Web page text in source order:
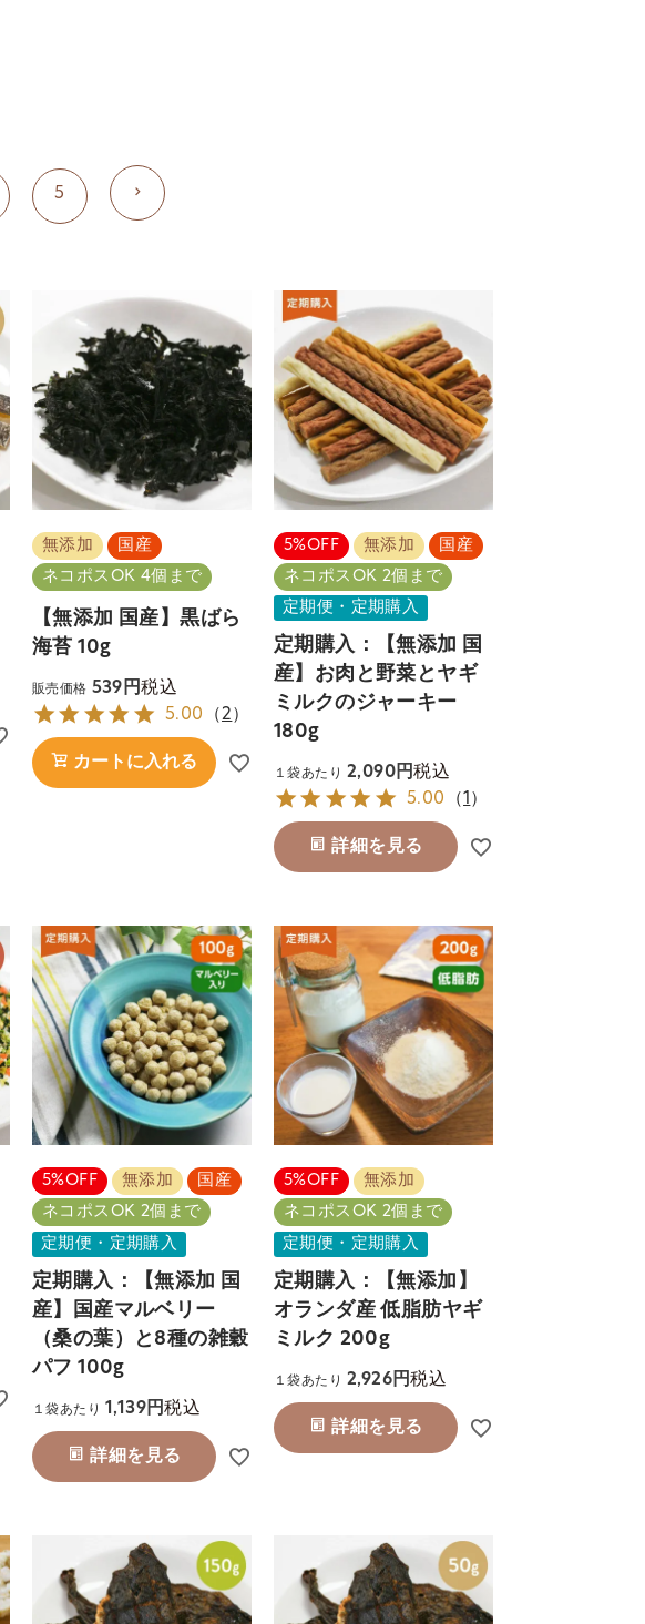
5
無添加
国産
ネコポスOK 4個まで
【無添加 国産】黒ばら
海苔 10g
販売価格 539 税込
5.00 （2 ）
カートに入れる
5%OFF 無添加
国産
ネコポスOK 2個まで
定期便・定期購入
定期購入：【無添加 国
産】お肉と野菜とヤギ
ミルクのジャーキー
180g
１袋あたり 2,090 税込
5.00 （1 ）
詳細を見る
5%OFF 無添加
国産
ネコポスOK 2個まで
定期便・定期購入
定期購入：【無添加 国
産】国産マルベリー
（桑の葉）と8種の雑穀
パフ 100g
１袋あたり 1,139 税込
詳細を見る
5%OFF
無添加
ネコポスOK 2個まで
定期便・定期購入
定期購入：【無添加】
オランダ産 低脂肪ヤギ
ミルク 200g
１袋あたり 2,926 税込
詳細を見る